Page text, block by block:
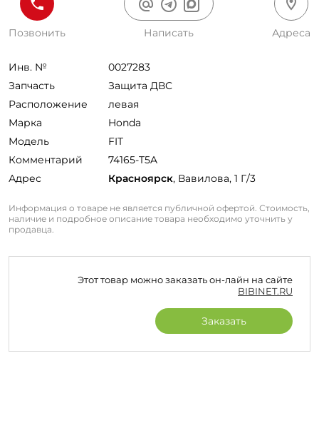
Позвонить Написать Адреса
Инв. №
0027283
Запчасть
Защита ДВС
Расположение
левая
Марка
Honda
Модель
FIT
Комментарий
74165-T5A
Адрес
Красноярск, Вавилова, 1 Г/3
Информация о товаре не является публичной офертой. Стоимость,
наличие и подробное описание товара необходимо уточнить у
продавца.
Этот товар можно заказать он-лайн на сайте
BIBINET.RU
Заказать